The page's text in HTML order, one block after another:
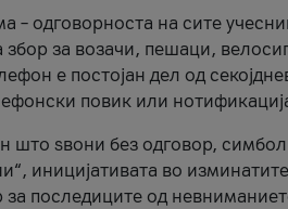
– одговорноста на сите
збор за возачи, пешаци,
е постојан дел од
повик или
што ѕвони без одговор,
иницијативата во
за последиците од